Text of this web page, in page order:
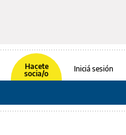
Hacete
socia/o
Iniciá sesión